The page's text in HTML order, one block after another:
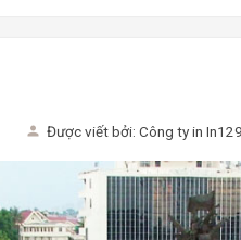
Được viết bởi: Công ty in In129